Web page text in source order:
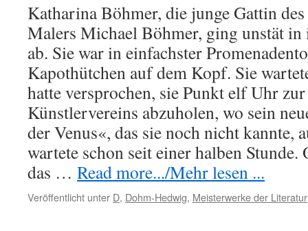
Katharina Böhmer, die junge Gattin
Malers Michael Böhmer, ging unstät
ab. Sie war in einfachster
Kapothütchen auf dem Kopf. Sie
hatte versprochen, sie Punkt elf Uhr
Künstlervereins abzuholen, wo sein
der Venus«, das sie noch nicht kannte,
wartete schon seit einer halben Stunde.
das … Read more.../Mehr lesen ...
Veröffentlicht unter D, Dohm-Hedwig, Meisterwerke der Literatur